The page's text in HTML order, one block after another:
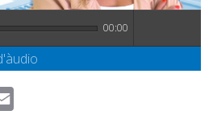
00:00